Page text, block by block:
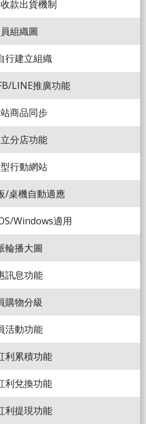
款出貨機制
組織圖
行建立組織
LINE推廣功能
商品同步
分店功能
行動網站
/桌機自動適應
Windows適用
輪播大圖
訊息功能
購物分級
活動功能
利累積功能
利兌換功能
利提現功能